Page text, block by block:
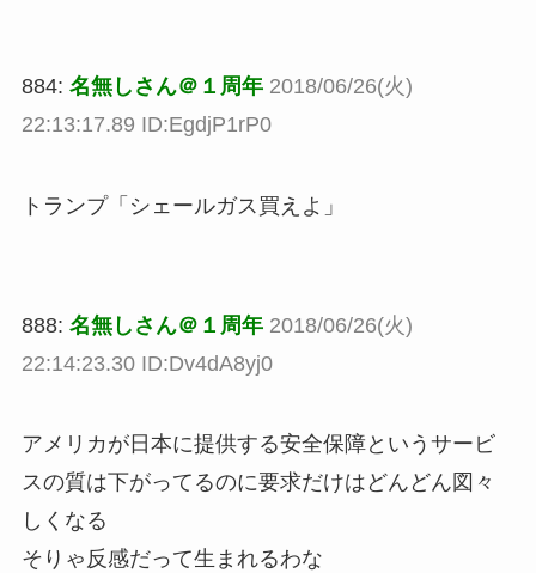
884: 名無しさん＠１周年 2018/06/26(火)
22:13:17.89 ID:EgdjP1rP0
トランプ「シェールガス買えよ」
888: 名無しさん＠１周年 2018/06/26(火)
22:14:23.30 ID:Dv4dA8yj0
アメリカが日本に提供する安全保障というサービ
スの質は下がってるのに要求だけはどんどん図々
しくなる
そりゃ反感だって生まれるわな